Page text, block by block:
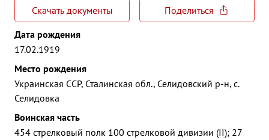
Скачать документы
Поделиться
Дата рождения
17.02.1919
Место рождения
Украинская ССР, Сталинская обл., Селидовский р-н, с.
Селидовка
Воинская часть
454 стрелковый полк 100 стрелковой дивизии (II); 27